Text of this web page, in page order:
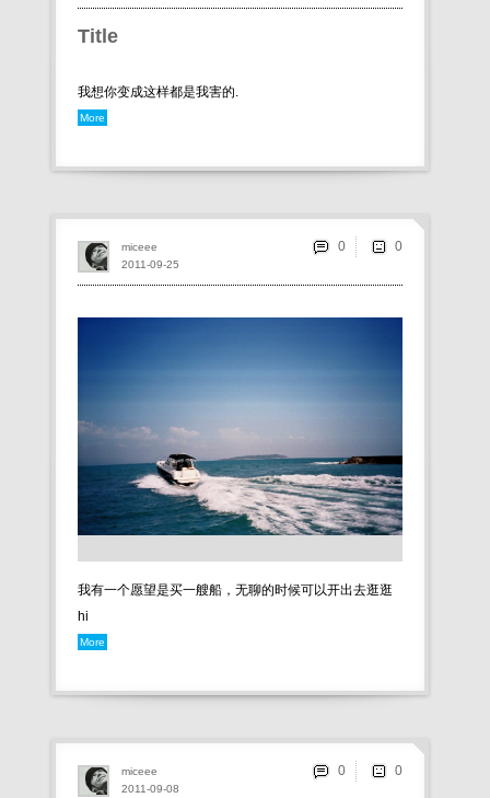
Title
我想你变成这样都是我害的.
More
我有一个愿望是买一艘船，无聊的时候可以开出去逛逛
hi
More
2011-09-25
miceee 0
2011-09-08
miceee 0